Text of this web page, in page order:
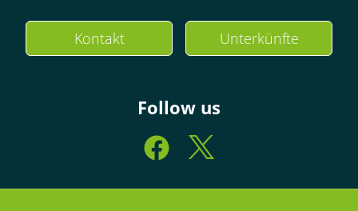
Kontakt Unterkünfte
Follow us